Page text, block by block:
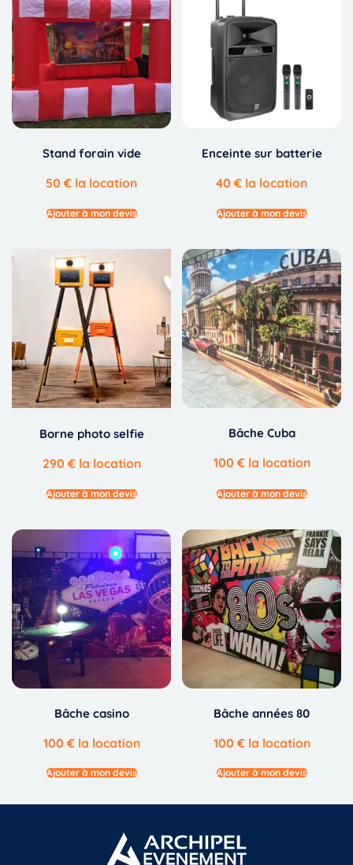
Stand forain vide
50 € la location
Ajouter à mon devis
Enceinte sur batterie
40 € la location
Ajouter à mon devis
Borne photo selfie
290 €la location
Ajouter à mon devis
Bâche Cuba
100 €la location
Ajouter à mon devis
Bâche casino
100 €la location
Ajouter à mon devis
Bâche années 80
100 €la location
Ajouter à mon devis